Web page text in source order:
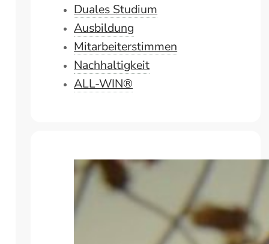
Duales Studium
Ausbildung
Mitarbeiterstimmen
Nachhaltigkeit
ALL-WIN®